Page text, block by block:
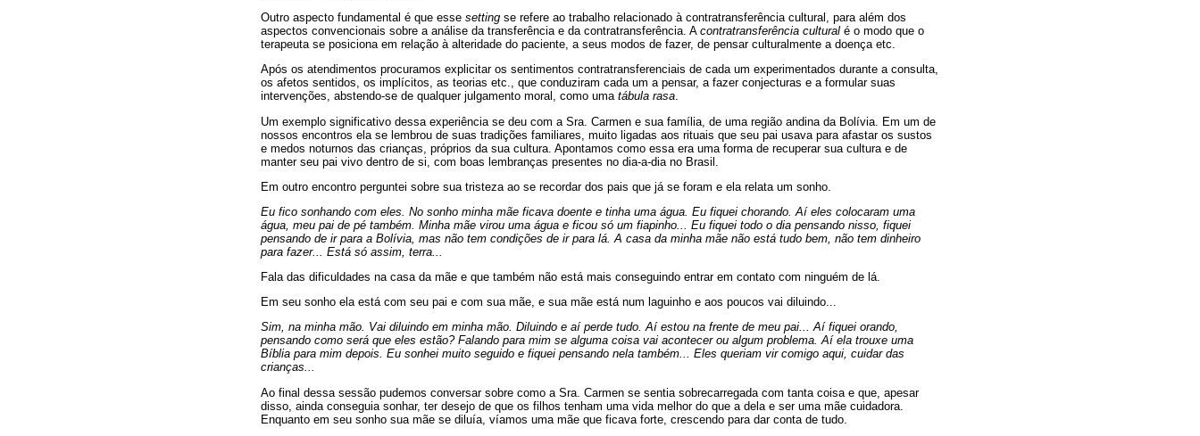
Outro aspecto fundamental é que esse setting se refere ao trabalho relacionado à contratransferência cultural, para além dos
aspectos convencionais sobre a análise da transferência e da contratransferência. A contratransferência cultural é o modo que o
terapeuta se posiciona em relação à alteridade do paciente, a seus modos de fazer, de pensar culturalmente a doença etc.
Após os atendimentos procuramos explicitar os sentimentos contratransferenciais de cada um experimentados durante a consulta,
os afetos sentidos, os implícitos, as teorias etc., que conduziram cada um a pensar, a fazer conjecturas e a formular suas
intervenções, abstendo-se de qualquer julgamento moral, como uma tábula rasa.
Um exemplo significativo dessa experiência se deu com a Sra. Carmen e sua família, de uma região andina da Bolívia. Em um de
nossos encontros ela se lembrou de suas tradições familiares, muito ligadas aos rituais que seu pai usava para afastar os sustos
e medos noturnos das crianças, próprios da sua cultura. Apontamos como essa era uma forma de recuperar sua cultura e de
manter seu pai vivo dentro de si, com boas lembranças presentes no dia-a-dia no Brasil.
Em outro encontro perguntei sobre sua tristeza ao se recordar dos pais que já se foram e ela relata um sonho.
Eu fico sonhando com eles. No sonho minha mãe ficava doente e tinha uma água. Eu fiquei chorando. Aí eles colocaram uma
água, meu pai de pé também. Minha mãe virou uma água e ficou só um fiapinho... Eu fiquei todo o dia pensando nisso, fiquei
pensando de ir para a Bolívia, mas não tem condições de ir para lá. A casa da minha mãe não está tudo bem, não tem dinheiro
para fazer... Está só assim, terra...
Fala das dificuldades na casa da mãe e que também não está mais conseguindo entrar em contato com ninguém de lá.
Em seu sonho ela está com seu pai e com sua mãe, e sua mãe está num laguinho e aos poucos vai diluindo...
Sim, na minha mão. Vai diluindo em minha mão. Diluindo e aí perde tudo. Aí estou na frente de meu pai... Aí fiquei orando,
pensando como será que eles estão? Falando para mim se alguma coisa vai acontecer ou algum problema. Aí ela trouxe uma
Bíblia para mim depois. Eu sonhei muito seguido e fiquei pensando nela também... Eles queriam vir comigo aqui, cuidar das
crianças...
Ao final dessa sessão pudemos conversar sobre como a Sra. Carmen se sentia sobrecarregada com tanta coisa e que, apesar
disso, ainda conseguia sonhar, ter desejo de que os filhos tenham uma vida melhor do que a dela e ser uma mãe cuidadora.
Enquanto em seu sonho sua mãe se diluía, víamos uma mãe que ficava forte, crescendo para dar conta de tudo.